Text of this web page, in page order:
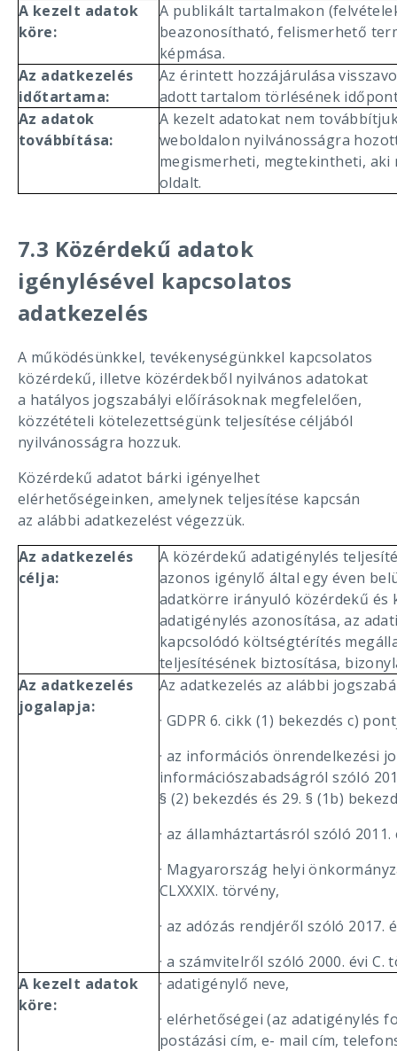
A kezelt adatok
köre:
A publikált tartalmakon
beazonosítható, felismerhető
képmása.
Az adatkezelés
időtartama:
Az érintett hozzájárulása
adott tartalom törlésének
Az adatok
továbbítása:
A kezelt adatokat nem
weboldalon nyilvánosságra
megismerheti, megtekintheti,
oldalt.
7.3 Közérdekű adatok
igénylésével kapcsolatos
adatkezelés
A működésünkkel, tevékenységünkkel kapcsolatos
közérdekű, illetve közérdekből nyilvános adatokat
a hatályos jogszabályi előírásoknak megfelelően,
közzétételi kötelezettségünk teljesítése céljából
nyilvánosságra hozzuk.
Közérdekű adatot bárki igényelhet
elérhetőségeinken, amelynek teljesítése kapcsán
az alábbi adatkezelést végezzük.
Az adatkezelés
célja:
A közérdekű adatigénylés
azonos igénylő által egy éven
adatkörre irányuló közérdekű és
adatigénylés azonosítása, az
kapcsolódó költségtérítés
teljesítésének biztosítása,
Az adatkezelés
jogalapja:
Az adatkezelés az alábbi
· GDPR 6. cikk (1) bekezdés c)
· az információs önrendelkezési
információszabadságról szóló
§ (2) bekezdés és 29. § (1b)
· az államháztartásról szóló 2011.
· Magyarország helyi
CLXXXIX. törvény,
· az adózás rendjéről szóló 2017.
· a számvitelről szóló 2000. évi C.
A kezelt adatok
köre:
· adatigénylő neve,
· elérhetőségei (az adatigénylés
postázási cím, e- mail cím,